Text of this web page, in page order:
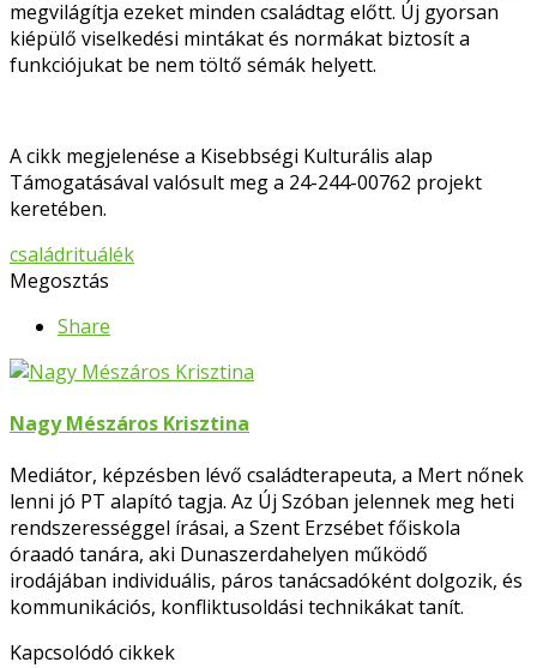
megvilágítja ezeket minden családtag előtt. Új gyorsan
kiépülő viselkedési mintákat és normákat biztosít a
funkciójukat be nem töltő sémák helyett.
A cikk megjelenése a Kisebbségi Kulturális alap
Támogatásával valósult meg a 24-244-00762 projekt
keretében.
családrituálék
Megosztás
Share
Nagy Mészáros Krisztina
Mediátor, képzésben lévő családterapeuta, a Mert nőnek
lenni jó PT alapító tagja. Az Új Szóban jelennek meg heti
rendszerességgel írásai, a Szent Erzsébet főiskola
óraadó tanára, aki Dunaszerdahelyen működő
irodájában individuális, páros tanácsadóként dolgozik, és
kommunikációs, konfliktusoldási technikákat tanít.
Facebook
Kapcsolódó cikkek